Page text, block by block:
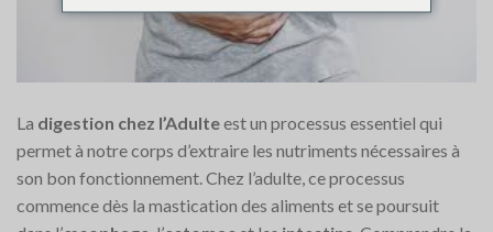
La digestion chez l’Adulteest un processus essentiel qui
permet à notre corps d’extraire les nutriments nécessaires à
son bon fonctionnement. Chez l’adulte, ce processus
commence dès la mastication des aliments et se poursuit